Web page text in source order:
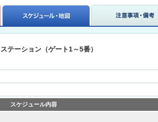
テーション（ゲート1～5番）
スケジュール内容